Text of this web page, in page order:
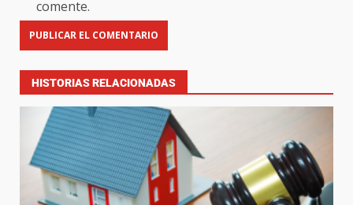
comente.
HISTORIAS RELACIONADAS